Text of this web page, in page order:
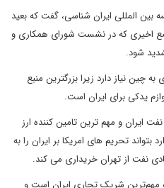
المللی ایران شناسی، گفت که بعید
اخیری که در نشست شورای همکاری و
شود.
نیاز دارد زیرا بزرگترین منبع
یدکی برای ایران است.
ایران و مهم ترین تامین کننده ارز
تحریم های امریکا بر ایران را به
نفت از تهران خریداری می کند.
مهم‌ترین شریک تجاری ایران است و